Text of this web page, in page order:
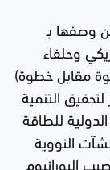
وصفها بـ
وحلفاء
مقابل خطوة)
300 مليار دولار لتحقيق التنمية
الدولية للطاقة
النووية
اليورانيوم